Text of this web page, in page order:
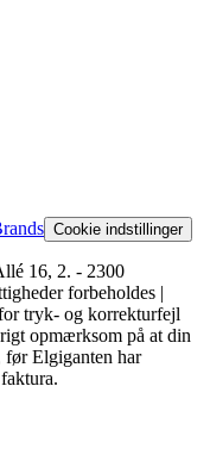
Cookie indstillinger
16, 2. - 2300
forbeholdes |
tryk- og korrekturfejl
opmærksom på at din
Elgiganten har